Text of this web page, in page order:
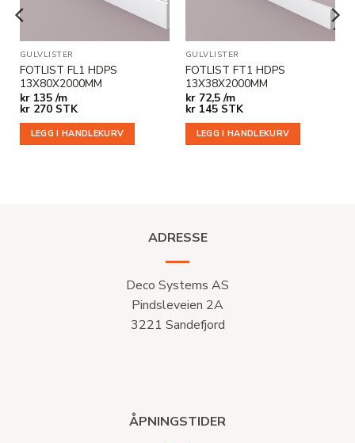
GULVLISTER
FOTLIST FL1 HDPS
13X80X2000MM
kr135 /m
kr270 STK
LEGG I HANDLEKURV
GULVLISTER
FOTLIST FT1 HDPS
13X38X2000MM
kr72,5 /m
kr145 STK
LEGG I HANDLEKURV
ADRESSE
Deco Systems AS
Pindsleveien 2A
3221 Sandefjord
ÅPNINGSTIDER